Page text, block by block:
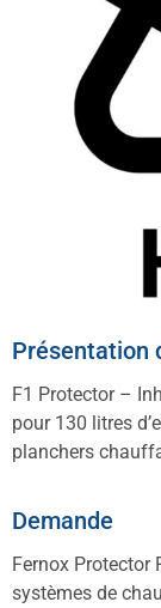
Présentation
F1 Protector –
pour 130 litres
planchers
Demande
Fernox Protector
systèmes de